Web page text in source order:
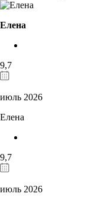
Елена
9,7
июль 2026
Елена
9,7
июль 2026